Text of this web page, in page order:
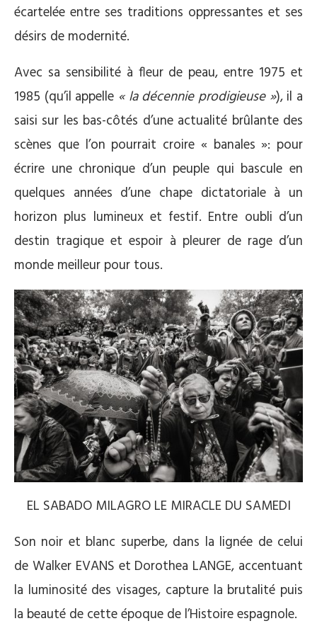
écartelée entre ses traditions oppressantes et ses
désirs de modernité.
Avec sa sensibilité à fleur de peau, entre 1975 et
1985 (qu’il appelle « la décennie prodigieuse »), il a
saisi sur les bas-côtés d’une actualité brûlante des
scènes que l’on pourrait croire « banales »: pour
écrire une chronique d’un peuple qui bascule en
quelques années d’une chape dictatoriale à un
horizon plus lumineux et festif. Entre oubli d’un
destin tragique et espoir à pleurer de rage d’un
monde meilleur pour tous.
EL SABADO MILAGRO LE MIRACLE DU SAMEDI
Son noir et blanc superbe, dans la lignée de celui
de Walker EVANS et Dorothea LANGE, accentuant
la luminosité des visages, capture la brutalité puis
la beauté de cette époque de l’Histoire espagnole.